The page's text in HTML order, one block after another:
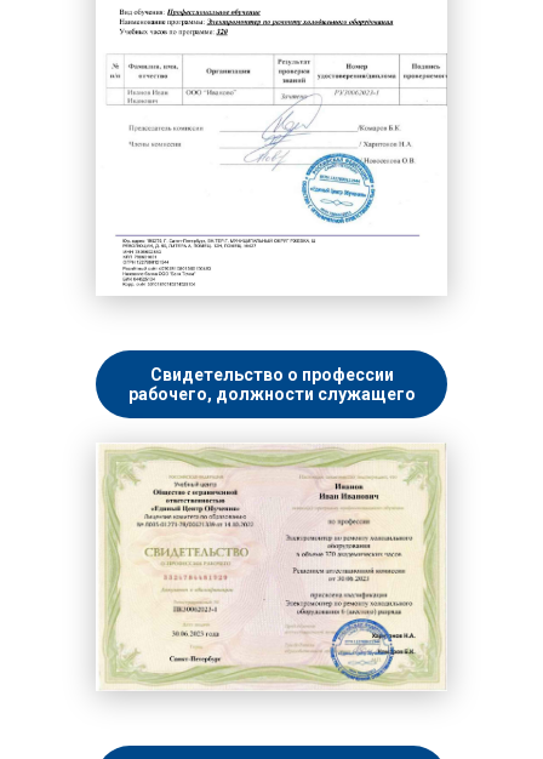
Свидетельство о профессии
рабочего, должности служащего